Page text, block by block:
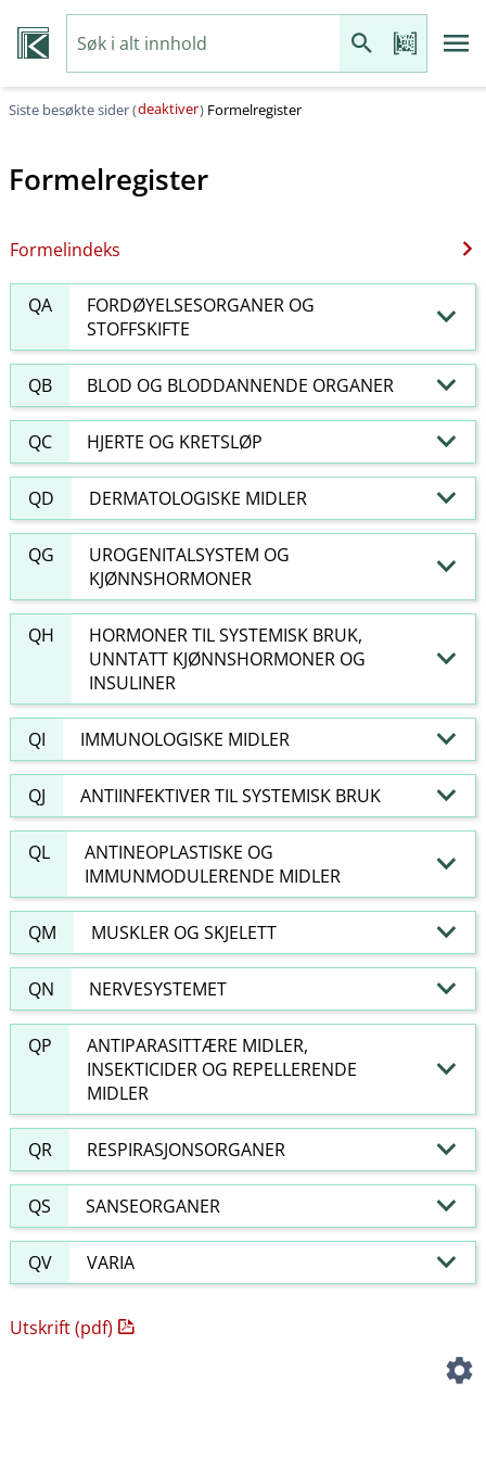
Siste besøkte sider (deaktiver) Formelregister
Formelregister
Formelindeks
QA
FORDØYELSESORGANER OG
STOFFSKIFTE
QB BLOD OG BLODDANNENDE ORGANER
QC HJERTE OG KRETSLØP
QD DERMATOLOGISKE MIDLER
QG
UROGENITALSYSTEM OG
KJØNNSHORMONER
QH
HORMONER TIL SYSTEMISK BRUK,
UNNTATT KJØNNSHORMONER OG
INSULINER
QI IMMUNOLOGISKE MIDLER
QJ ANTIINFEKTIVER TIL SYSTEMISK BRUK
QL
ANTINEOPLASTISKE OG
IMMUNMODULERENDE MIDLER
QM MUSKLER OG SKJELETT
QN NERVESYSTEMET
QP
ANTIPARASITTÆRE MIDLER,
INSEKTICIDER OG REPELLERENDE
MIDLER
QR RESPIRASJONSORGANER
QS SANSEORGANER
QV VARIA
Utskrift (pdf)